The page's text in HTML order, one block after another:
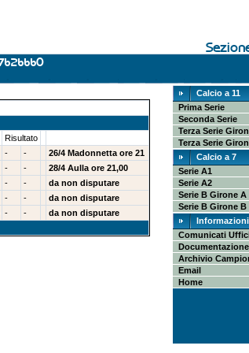
Risultato
- -
26/4 Madonnetta ore 21
- -
28/4 Aulla ore 21,00
- -
da non disputare
- -
da non disputare
- -
da non disputare
Calcio a 11
Prima Serie
Seconda Serie
Terza Serie
Terza Serie
Calcio a 7
Serie A1
Serie A2
Serie B Girone A
Serie B Girone B
Informazioni
Comunicati
Documentazione
Archivio
Email
Home